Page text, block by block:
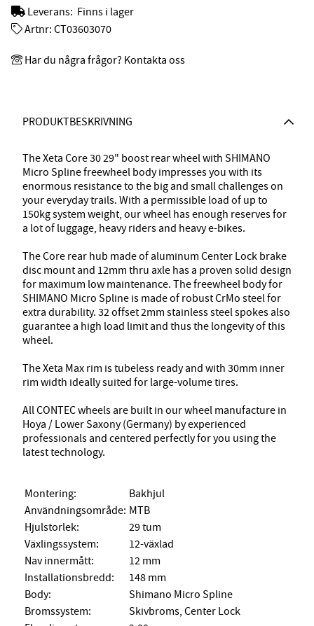
PRODUKTBESKRIVNING
The Xeta Core 30 29" boost rear wheel with SHIMANO
Micro Spline freewheel body impresses you with its
enormous resistance to the big and small challenges on
your everyday trails. With a permissible load of up to
150kg system weight, our wheel has enough reserves for
a lot of luggage, heavy riders and heavy e-bikes.
The Core rear hub made of aluminum Center Lock brake
disc mount and 12mm thru axle has a proven solid design
for maximum low maintenance. The freewheel body for
SHIMANO Micro Spline is made of robust CrMo steel for
extra durability. 32 offset 2mm stainless steel spokes also
guarantee a high load limit and thus the longevity of this
wheel.
The Xeta Max rim is tubeless ready and with 30mm inner
rim width ideally suited for large-volume tires.
All CONTEC wheels are built in our wheel manufacture in
Hoya / Lower Saxony (Germany) by experienced
professionals and centered perfectly for you using the
latest technology.
Montering:
Bakhjul
Användningsområde: MTB
Hjulstorlek:
29 tum
Växlingssystem:
12-växlad
Nav innermått:
12 mm
Installationsbredd:
148 mm
Body:
Shimano Micro Spline
Bromssystem:
Skivbroms, Center Lock
Leverans: Finns i lager
Artnr: CT03603070
Har du några frågor? Kontakta oss